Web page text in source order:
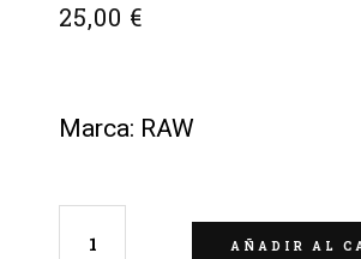
25,00 €
Marca: RAW
AÑADIR AL